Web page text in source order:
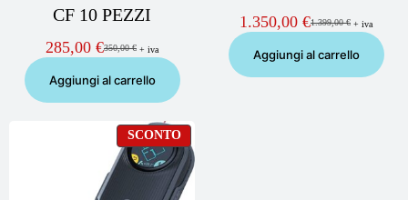
CF 10 PEZZI
350,00€
Il
originale
285,00 €
Il
attuale
+ iva
Aggiungi al carrello
1.399,00€
Il
originale
1.350,00 €
Il
attuale
+ iva
Aggiungi al carrello
SCONTOPRODOTTO
IN
OFFERTA